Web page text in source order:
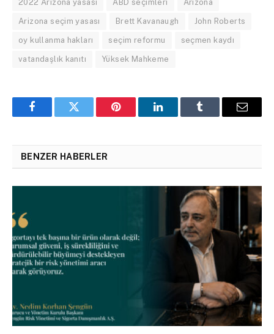
2022 Arizona yasası ABD seçimleri Arizona
Arizona seçim yasası Brett Kavanaugh John Roberts
oy kullanma hakları seçim reformu seçmen kaydı
vatandaşlık kanıtı Yüksek Mahkeme
FacebookTwitter Pinterest LinkedInTumblr Email
BENZER HABERLER